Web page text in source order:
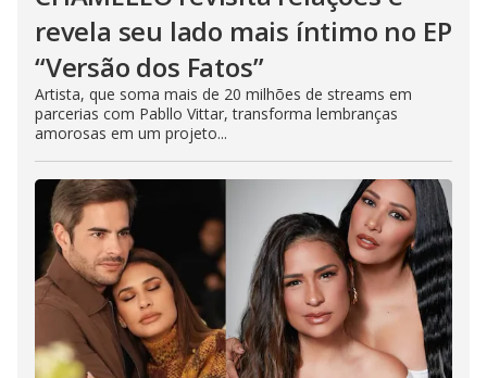
revela seu lado mais íntimo no EP
“Versão dos Fatos”
Artista, que soma mais de 20 milhões de streams em
parcerias com Pabllo Vittar, transforma lembranças
amorosas em um projeto...